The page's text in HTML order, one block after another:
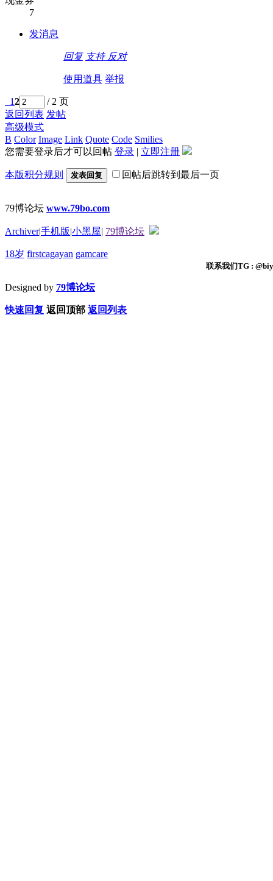
7
发消息
回复 支持 反对
使用道具 举报
12
/ 2 页
返回列表 发帖
高级模式
B Color Image Link Quote Code Smilies
您需要登录后才可以回帖 登录 | 立即注册
本版积分规则 发表回复 回帖后跳转到最后一页
79博论坛 www.79bo.com
Archiver|手机版|小黑屋| 79博论坛
18岁 firstcagayan gamcare
联系我们TG :
Designed by 79博论坛
快速回复 返回顶部 返回列表